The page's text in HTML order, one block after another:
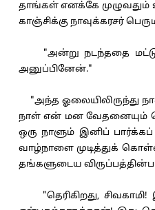
தாங்கள் எனக்கே
காஞ்சிக்கு நாவுக்கரசர்
"அன்று நடந்ததை
அனுப்பினேன்."
"அந்த ஓலையிலிருந்து
நாள் என் மன வேதனையும்
ஒரு நாளும் இனிப்
வாழ்நாளை முடித்துக்
தங்களுடைய
"தெரிகிறது,